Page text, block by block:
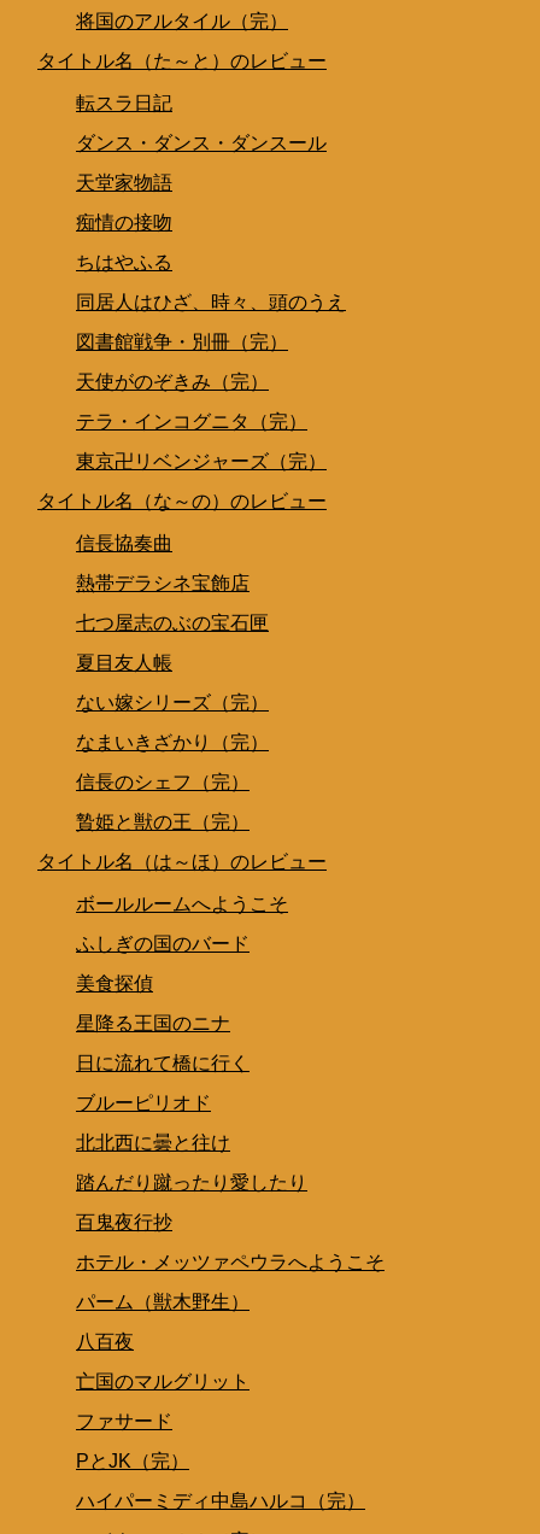
将国のアルタイル（完）
タイトル名（た～と）のレビュー
転スラ日記
ダンス・ダンス・ダンスール
天堂家物語
痴情の接吻
ちはやふる
同居人はひざ、時々、頭のうえ
図書館戦争・別冊（完）
天使がのぞきみ（完）
テラ・インコグニタ（完）
東京卍リベンジャーズ（完）
タイトル名（な～の）のレビュー
信長協奏曲
熱帯デラシネ宝飾店
七つ屋志のぶの宝石匣
夏目友人帳
ない嫁シリーズ（完）
なまいきざかり（完）
信長のシェフ（完）
贄姫と獣の王（完）
タイトル名（は～ほ）のレビュー
ボールルームへようこそ
ふしぎの国のバード
美食探偵
星降る王国のニナ
日に流れて橋に行く
ブルーピリオド
北北西に曇と往け
踏んだり蹴ったり愛したり
百鬼夜行抄
ホテル・メッツァペウラへようこそ
パーム（獣木野生）
八百夜
亡国のマルグリット
ファサード
PとJK（完）
ハイパーミディ中島ハルコ（完）